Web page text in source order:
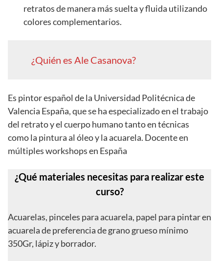
retratos de manera más suelta y fluida utilizando
colores complementarios.
¿Quién es Ale Casanova?
Es pintor español de la Universidad Politécnica de
Valencia España, que se ha especializado en el trabajo
del retrato y el cuerpo humano tanto en técnicas
como la pintura al óleo y la acuarela. Docente en
múltiples workshops en España
¿Qué materiales necesitas para realizar este
curso?
Acuarelas, pinceles para acuarela, papel para pintar en
acuarela de preferencia de grano grueso mínimo
350Gr, lápiz y borrador.